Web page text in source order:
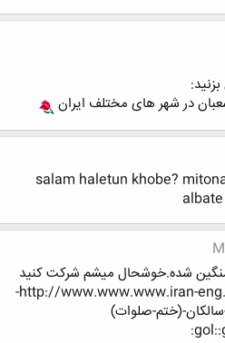
در شهر های مختلف ایران
salam haletun khobe?
شده.خوشحال ميشم شرکت کنيد
http://www.www.www.iran-eng.ir/showthread.php/272772-
(ختم-صلوات)